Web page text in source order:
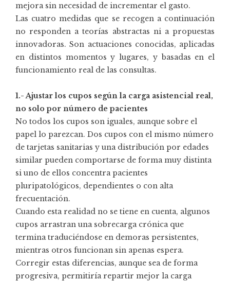
mejora sin necesidad de incrementar el gasto.
Las cuatro medidas que se recogen a continuación
no responden a teorías abstractas ni a propuestas
innovadoras. Son actuaciones conocidas, aplicadas
en distintos momentos y lugares, y basadas en el
funcionamiento real de las consultas.
1.- Ajustar los cupos según la carga asistencial real,
no solo por número de pacientes
No todos los cupos son iguales, aunque sobre el
papel lo parezcan. Dos cupos con el mismo número
de tarjetas sanitarias y una distribución por edades
similar pueden comportarse de forma muy distinta
si uno de ellos concentra pacientes
pluripatológicos, dependientes o con alta
frecuentación.
Cuando esta realidad no se tiene en cuenta, algunos
cupos arrastran una sobrecarga crónica que
termina traduciéndose en demoras persistentes,
mientras otros funcionan sin apenas espera.
Corregir estas diferencias, aunque sea de forma
progresiva, permitiría repartir mejor la carga